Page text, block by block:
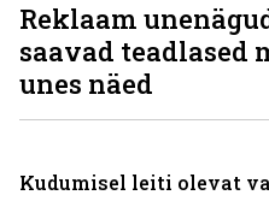
Reklaam
saavad teadlased
unes näed
Kudumisel leiti olevat